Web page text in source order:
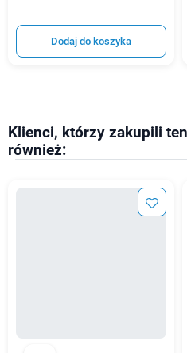
Dodaj do koszyka
Klienci, którzy zakupili
również: